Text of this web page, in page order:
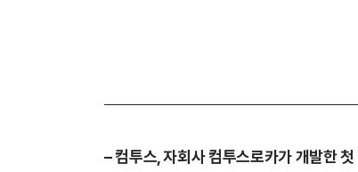
–컴투스, 자회사 컴투스로카가 개발한 첫